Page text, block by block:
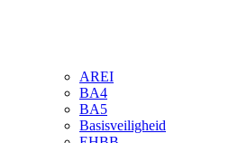
AREI
BA4
BA5
Basisveiligheid